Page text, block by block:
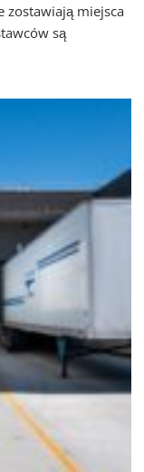
zostawiają miejsca
są